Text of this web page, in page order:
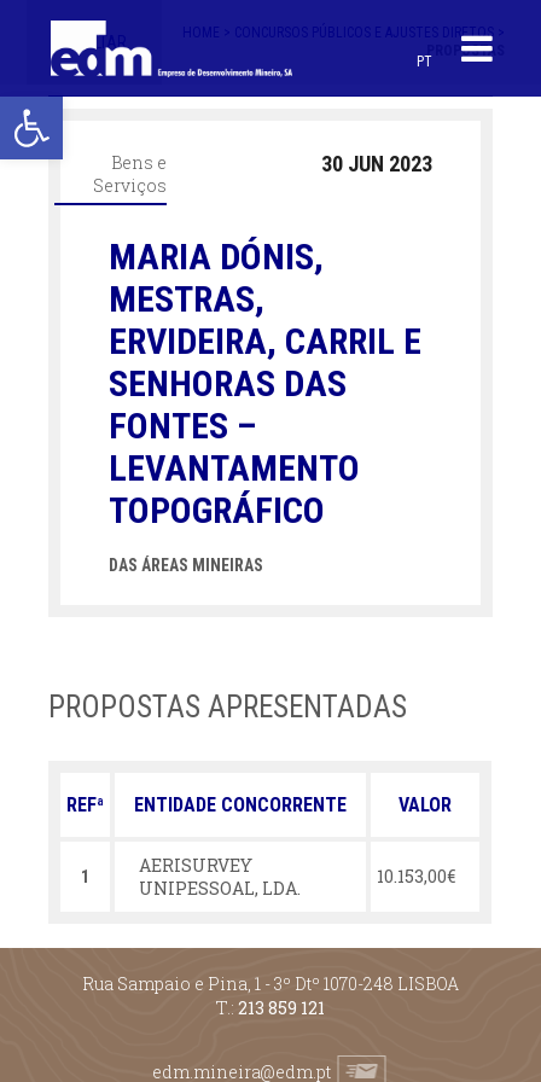
Open toolbar
PT
< VOLTAR
CONCURSOS PÚBLICOS E AJUSTES DIRETOS >
PROPOSTAS
Bens e
Serviços
30 JUN 2023
MARIA DÓNIS,
MESTRAS,
ERVIDEIRA, CARRIL E
SENHORAS DAS
FONTES –
LEVANTAMENTO
TOPOGRÁFICO
DAS ÁREAS MINEIRAS
PROPOSTAS APRESENTADAS
REFª ENTIDADE CONCORRENTE VALOR
1
AERISURVEY
UNIPESSOAL, LDA.
10.153,00€
Rua Sampaio e Pina, 1 - 3º Dtº 1070-248 LISBOA
T.: 213 859 121
edm.mineira@edm.pt